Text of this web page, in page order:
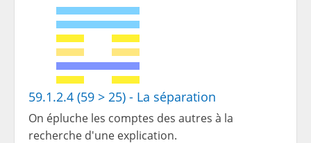
59.1.2.4 (59 > 25) - La séparation
On épluche les comptes des autres à la
recherche d'une explication.